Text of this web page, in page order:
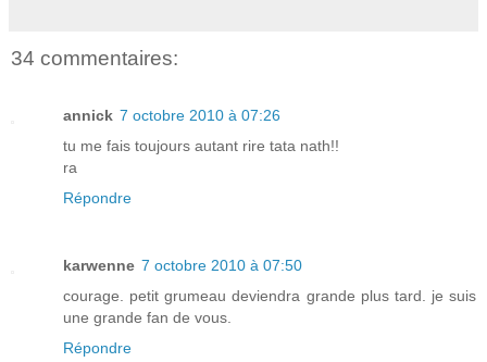
34 commentaires:
annick 7 octobre 2010 à 07:26
tu me fais toujours autant rire tata nath!!
ra
Répondre
karwenne 7 octobre 2010 à 07:50
courage. petit grumeau deviendra grande plus tard. je suis
une grande fan de vous.
Répondre